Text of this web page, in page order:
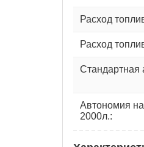
Расход
Расход
Стандартная
Автономия
2000л.: